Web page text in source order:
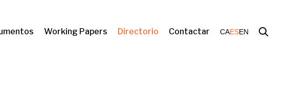
Working Papers Directorio Contactar CAESEN